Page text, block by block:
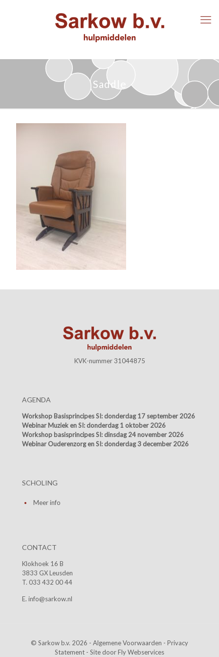
Saddle
KVK-nummer 31044875
AGENDA
Workshop Basisprincipes SI: donderdag 17 september 2026
Webinar Muziek en SI: donderdag 1 oktober 2026
Workshop basisprincipes SI: dinsdag 24 november 2026
Webinar Ouderenzorg en SI: donderdag 3 december 2026
SCHOLING
Meer info
CONTACT
Klokhoek 16 B
3833 GX Leusden
T. 033 432 00 44
E. info@sarkow.nl
© Sarkow b.v. 2026 - Algemene Voorwaarden - Privacy
Statement - Site doorFly Webservices